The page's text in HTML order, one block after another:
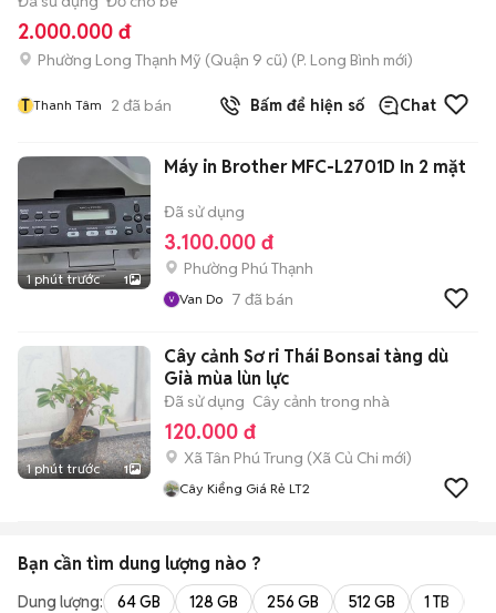
2.000.000 đ
Phường Long Thạnh Mỹ (Quận 9 cũ) (P. Long Bình mới)
T Thanh Tâm 2 đã bán Bấm để hiện số Chat
1 phút trước 1
Máy in Brother MFC-L2701D In 2 mặt
Đã sử dụng
3.100.000 đ
Phường Phú Thạnh
Van Do 7 đã bán
1 phút trước 1
Cây cảnh Sơ ri Thái Bonsai tàng dù
Già mùa lùn lực
Đã sử dụng Cây cảnh trong nhà
120.000 đ
Xã Tân Phú Trung (Xã Củ Chi mới)
Cây Kiểng Giá Rẻ LT2
Bạn cần tìm dung lượng nào ?
Dung lượng: 64 GB 128 GB 256 GB 512 GB 1 TB